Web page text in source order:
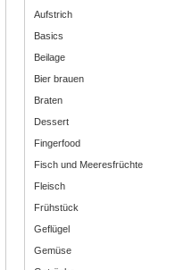
Aufstrich
Basics
Beilage
Bier brauen
Braten
Dessert
Fingerfood
Fisch und Meeresfrüchte
Fleisch
Frühstück
Geflügel
Gemüse